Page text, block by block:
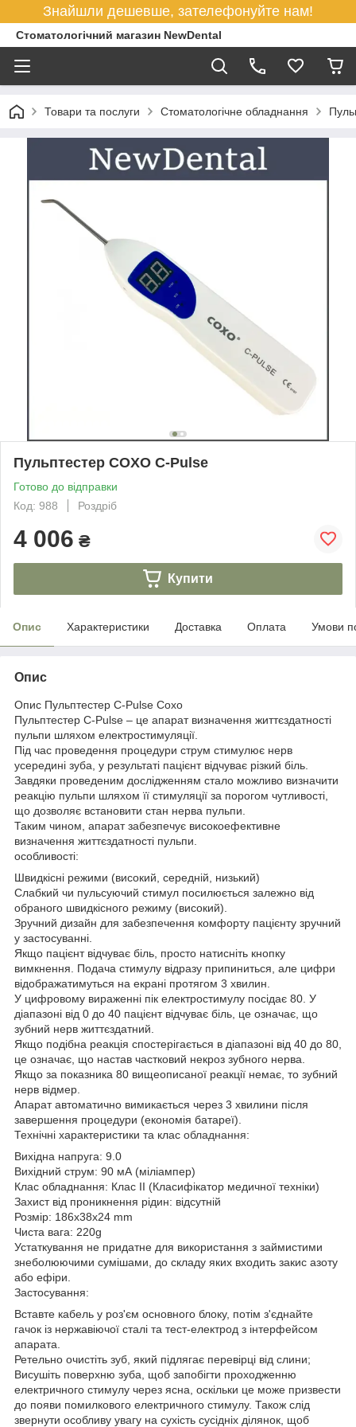
Знайшли дешевше, зателефонуйте нам!
Стоматологічний магазин NewDental
Товари та послуги Стоматологічне обладнання
Пульптестер COXO C-Pulse
Готово до відправки
Код: 988
Роздріб
4 006 ₴
Купити
Опис Характеристики Доставка Оплата Умови
Опис
Опис Пульптестер C-Pulse Coxo
Пульптестер C-Pulse – це апарат визначення життєздатності
пульпи шляхом електростимуляції.
Під час проведення процедури струм стимулює нерв
усередині зуба, у результаті пацієнт відчуває різкий біль.
Завдяки проведеним дослідженням стало можливо визначити
реакцію пульпи шляхом її стимуляції за порогом чутливості,
що дозволяє встановити стан нерва пульпи.
Таким чином, апарат забезпечує високоефективне
визначення життєздатності пульпи.
особливості:
Швидкісні режими (високий, середній, низький)
Слабкий чи пульсуючий стимул посилюється залежно від
обраного швидкісного режиму (високий).
Зручний дизайн для забезпечення комфорту пацієнту зручний
у застосуванні.
Якщо пацієнт відчуває біль, просто натисніть кнопку
вимкнення. Подача стимулу відразу припиниться, але цифри
відображатимуться на екрані протягом 3 хвилин.
У цифровому вираженні пік електростимулу посідає 80. У
діапазоні від 0 до 40 пацієнт відчуває біль, це означає, що
зубний нерв життєздатний.
Якщо подібна реакція спостерігається в діапазоні від 40 до 80,
це означає, що настав частковий некроз зубного нерва.
Якщо за показника 80 вищеописаної реакції немає, то зубний
нерв відмер.
Апарат автоматично вимикається через 3 хвилини після
завершення процедури (економія батареї).
Технічні характеристики та клас обладнання:
Вихідна напруга: 9.0
Вихідний струм: 90 мА (міліампер)
Клас обладнання: Клас II (Класифікатор медичної техніки)
Захист від проникнення рідин: відсутній
Розмір: 186x38x24 mm
Чиста вага: 220g
Устаткування не придатне для використання з займистими
знеболюючими сумішами, до складу яких входить закис азоту
або ефіри.
Застосування:
Вставте кабель у роз'єм основного блоку, потім з'єднайте
гачок із нержавіючої сталі та тест-електрод з інтерфейсом
апарата.
Ретельно очистіть зуб, який підлягає перевірці від слини;
Висушіть поверхню зуба, щоб запобігти проходженню
електричного стимулу через ясна, оскільки це може призвести
до появи помилкового електричного стимулу. Також слід
звернути особливу увагу на сухість сусідніх ділянок, щоб